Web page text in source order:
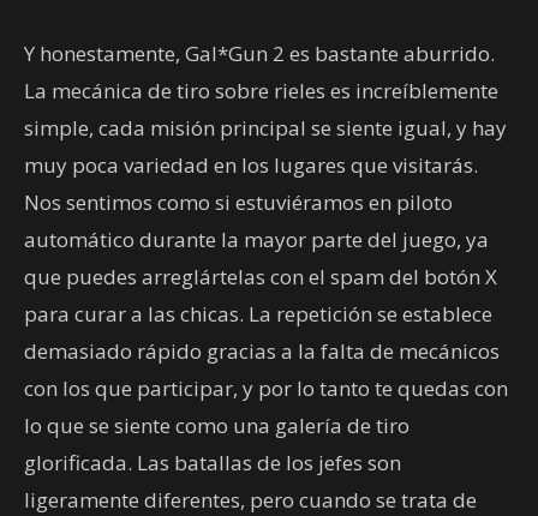
Y honestamente, Gal*Gun 2 es bastante aburrido.
La mecánica de tiro sobre rieles es increíblemente
simple, cada misión principal se siente igual, y hay
muy poca variedad en los lugares que visitarás.
Nos sentimos como si estuviéramos en piloto
automático durante la mayor parte del juego, ya
que puedes arreglártelas con el spam del botón X
para curar a las chicas. La repetición se establece
demasiado rápido gracias a la falta de mecánicos
con los que participar, y por lo tanto te quedas con
lo que se siente como una galería de tiro
glorificada. Las batallas de los jefes son
ligeramente diferentes, pero cuando se trata de